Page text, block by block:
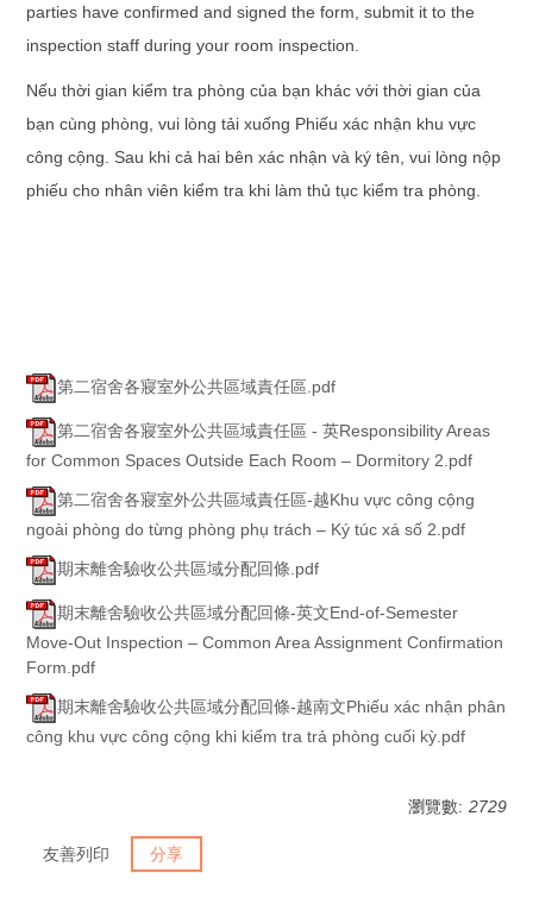
parties have confirmed and signed the form, submit it to the
inspection staff during your room inspection.
Nếu thời gian kiểm tra phòng của bạn khác với thời gian của
bạn cùng phòng, vui lòng tải xuống Phiếu xác nhận khu vực
công cộng. Sau khi cả hai bên xác nhận và ký tên, vui lòng nộp
phiếu cho nhân viên kiểm tra khi làm thủ tục kiểm tra phòng.
第二宿舍各寢室外公共區域責任區.pdf
第二宿舍各寢室外公共區域責任區 - 英Responsibility Areas
for Common Spaces Outside Each Room – Dormitory 2.pdf
第二宿舍各寢室外公共區域責任區-越Khu vực công cộng
ngoài phòng do từng phòng phụ trách – Ký túc xá số 2.pdf
期末離舍驗收公共區域分配回條.pdf
期末離舍驗收公共區域分配回條-英文End-of-Semester
Move-Out Inspection – Common Area Assignment Confirmation
Form.pdf
期末離舍驗收公共區域分配回條-越南文Phiếu xác nhận phân
công khu vực công cộng khi kiểm tra trả phòng cuối kỳ.pdf
瀏覽數: 2729
友善列印 分享